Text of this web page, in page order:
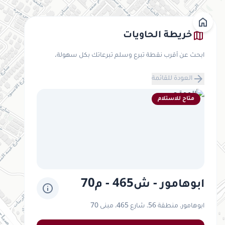
home
map خريطة الحاويات
ابحث عن أقرب نقطة تبرع وسلم تبرعاتك بكل سهولة.
arrow_forward العودة للقائمة
متاح للاستلام
ابوهامور - ش465 - م70 info
ابوهامور، منطقة 56، شارع 465، مبنى 70